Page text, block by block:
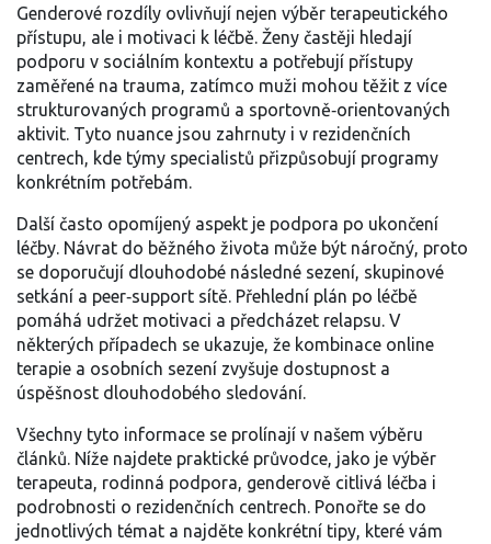
Genderové rozdíly ovlivňují nejen výběr terapeutického
přístupu, ale i motivaci k léčbě. Ženy častěji hledají
podporu v sociálním kontextu a potřebují přístupy
zaměřené na trauma, zatímco muži mohou těžit z více
strukturovaných programů a sportovně‑orientovaných
aktivit. Tyto nuance jsou zahrnuty i v rezidenčních
centrech, kde týmy specialistů přizpůsobují programy
konkrétním potřebám.
Další často opomíjený aspekt je podpora po ukončení
léčby. Návrat do běžného života může být náročný, proto
se doporučují dlouhodobé následné sezení, skupinové
setkání a peer‑support sítě. Přehlední plán po léčbě
pomáhá udržet motivaci a předcházet relapsu. V
některých případech se ukazuje, že kombinace online
terapie a osobních sezení zvyšuje dostupnost a
úspěšnost dlouhodobého sledování.
Všechny tyto informace se prolínají v našem výběru
článků. Níže najdete praktické průvodce, jako je výběr
terapeuta, rodinná podpora, genderově citlivá léčba i
podrobnosti o rezidenčních centrech. Ponořte se do
jednotlivých témat a najděte konkrétní tipy, které vám